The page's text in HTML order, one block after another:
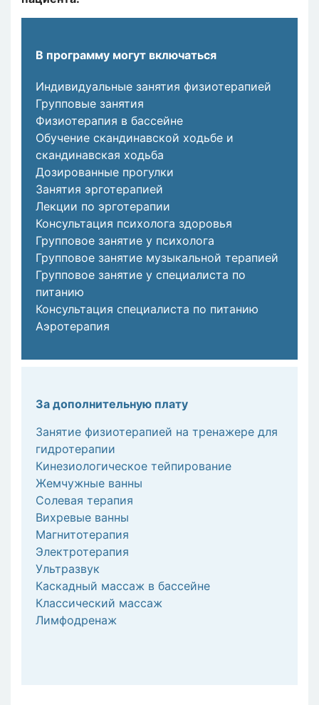
В программу могут включаться
Индивидуальные занятия физиотерапией
Групповые занятия
Физиотерапия в бассейне
Обучение скандинавской ходьбе и
скандинавская ходьба
Дозированные прогулки
Занятия эрготерапией
Лекции по эрготерапии
Консультация психолога здоровья
Групповое занятие у психолога
Групповое занятие музыкальной терапией
Групповое занятие у специалиста по
питанию
Консультация специалиста по питанию
Аэротерапия
За дополнительную плату
Занятие физиотерапией на тренажере для
гидротерапии
Кинезиологическое тейпирование
Жемчужные ванны
Солевая терапия
Вихревые ванны
Магнитотерапия
Электротерапия
Ультразвук
Каскадный массаж в бассейне
Классический массаж
Лимфодренаж